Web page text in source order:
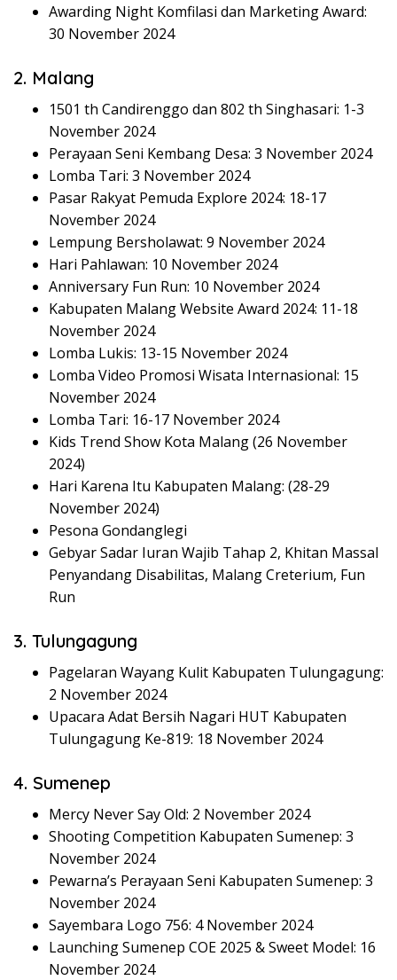
Awarding Night Komfilasi dan Marketing Award:
30 November 2024
2. Malang
1501 th Candirenggo dan 802 th Singhasari: 1-3
November 2024
Perayaan Seni Kembang Desa: 3 November 2024
Lomba Tari: 3 November 2024
Pasar Rakyat Pemuda Explore 2024: 18-17
November 2024
Lempung Bersholawat: 9 November 2024
Hari Pahlawan: 10 November 2024
Anniversary Fun Run: 10 November 2024
Kabupaten Malang Website Award 2024: 11-18
November 2024
Lomba Lukis: 13-15 November 2024
Lomba Video Promosi Wisata Internasional: 15
November 2024
Lomba Tari: 16-17 November 2024
Kids Trend Show Kota Malang (26 November
2024)
Hari Karena Itu Kabupaten Malang: (28-29
November 2024)
Pesona Gondanglegi
Gebyar Sadar Iuran Wajib Tahap 2, Khitan Massal
Penyandang Disabilitas, Malang Creterium, Fun
Run
3. Tulungagung
Pagelaran Wayang Kulit Kabupaten Tulungagung:
2 November 2024
Upacara Adat Bersih Nagari HUT Kabupaten
Tulungagung Ke-819: 18 November 2024
4. Sumenep
Mercy Never Say Old: 2 November 2024
Shooting Competition Kabupaten Sumenep: 3
November 2024
Pewarna’s Perayaan Seni Kabupaten Sumenep: 3
November 2024
Sayembara Logo 756: 4 November 2024
Launching Sumenep COE 2025 & Sweet Model: 16
November 2024